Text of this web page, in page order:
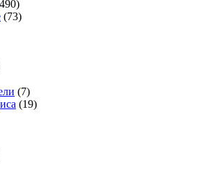
(73)
(7)
(19)